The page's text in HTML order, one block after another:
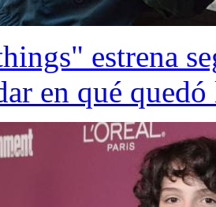
estrena
en qué quedó